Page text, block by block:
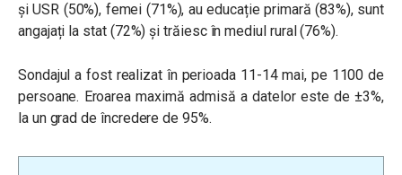
și USR (50%), femei (71%), au educație primară (83%), sunt
angajați la stat (72%) și trăiesc în mediul rural (76%).
Sondajul a fost realizat în perioada 11-14 mai, pe 1100 de
persoane. Eroarea maximă admisă a datelor este de ±3%,
la un grad de încredere de 95%.